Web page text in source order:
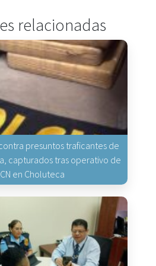
relacionadas
presuntos traficantes de
capturados tras operativo de
en Choluteca